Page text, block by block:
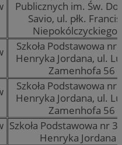
Publicznych im. Św.
Savio, ul. płk.
Niepokólczyckiego
Szkoła Podstawowa nr
Henryka Jordana, ul.
Zamenhofa 56
Szkoła Podstawowa nr
Henryka Jordana, ul.
Zamenhofa 56
Szkoła Podstawowa nr
Henryka Jordana